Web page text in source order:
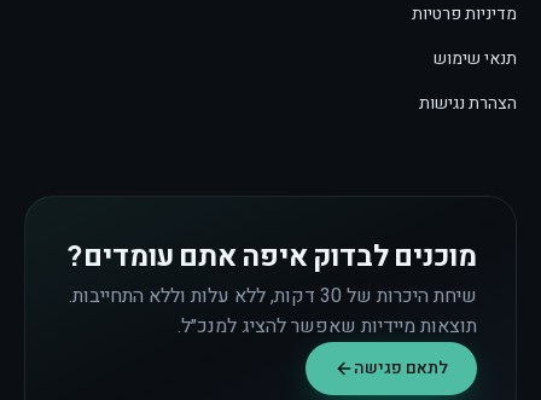
מדיניות פרטיות
תנאי שימוש
הצהרת נגישות
מוכנים לבדוק איפה אתם עומדים?
שיחת היכרות של 30 דקות, ללא עלות וללא התחייבות.
תוצאות מיידיות שאפשר להציג למנכ״ל.
לתאם פגישה